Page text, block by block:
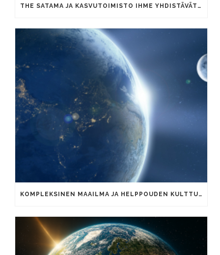
THE SATAMA JA KASVUTOIMISTO IHME YHDISTÄVÄT OSAAMISTAAN YRITYSTEN KAUPALLISEN KASVUN VAUHDITTAMISEKSI
KOMPLEKSINEN MAAILMA JA HELPPOUDEN KULTTUURI